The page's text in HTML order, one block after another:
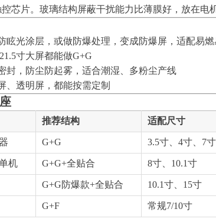
芯片。玻璃结构屏蔽干扰能力比薄膜好，放在电
眩光涂层，或做防爆处理，变成防爆屏，适配易
寸大屏都能做G+G
封，防尘防起雾，适合潮湿、多粉尘产线
、透明屏，都能按需定制
推荐结构 适配尺寸
G+G 3.5寸、4寸、7
单机 G+G+全贴合 8寸、10.1寸
G+G防爆款+全贴合 10.1寸、15寸
G+F 常规7/10寸